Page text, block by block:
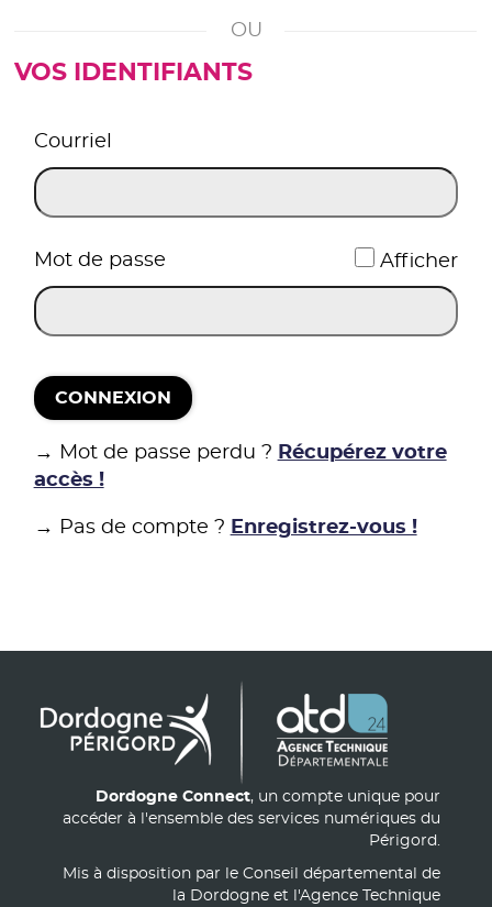
VOS IDENTIFIANTS
Courriel
*
Mot de passe Afficher
CONNEXION
→ Mot de passe perdu ? Récupérez votre
accès !
→ Pas de compte ? Enregistrez-vous !
Dordogne Connect, un compte unique pour
accéder à l'ensemble des services numériques du
Périgord.
Mis à disposition par le Conseil départemental de
la Dordogne et l'Agence Technique